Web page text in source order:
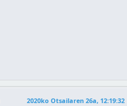
2020ko Otsailaren 26a, 12:19:32